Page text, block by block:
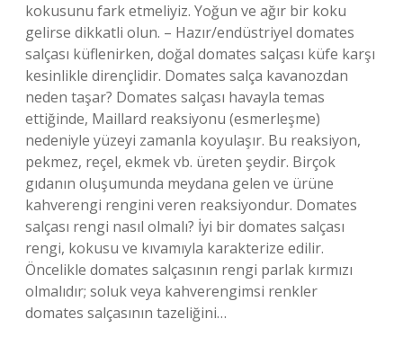
kokusunu fark etmeliyiz. Yoğun ve ağır bir koku
gelirse dikkatli olun. – Hazır/endüstriyel domates
salçası küflenirken, doğal domates salçası küfe karşı
kesinlikle dirençlidir. Domates salça kavanozdan
neden taşar? Domates salçası havayla temas
ettiğinde, Maillard reaksiyonu (esmerleşme)
nedeniyle yüzeyi zamanla koyulaşır. Bu reaksiyon,
pekmez, reçel, ekmek vb. üreten şeydir. Birçok
gıdanın oluşumunda meydana gelen ve ürüne
kahverengi rengini veren reaksiyondur. Domates
salçası rengi nasıl olmalı? İyi bir domates salçası
rengi, kokusu ve kıvamıyla karakterize edilir.
Öncelikle domates salçasının rengi parlak kırmızı
olmalıdır; soluk veya kahverengimsi renkler
domates salçasının tazeliğini…